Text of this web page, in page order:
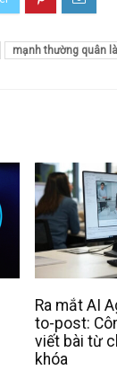
mạnh thường quân
Ra mắt AI
to-post:
viết bài từ
khóa